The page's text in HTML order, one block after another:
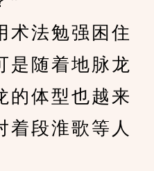
法勉强困住
是随着地脉龙
的体型也越来
着段淮歌等人